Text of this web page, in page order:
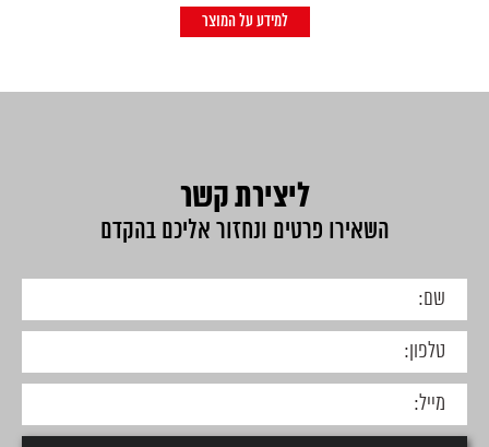
למידע על המוצר
ליצירת קשר
השאירו פרטים ונחזור אליכם בהקדם